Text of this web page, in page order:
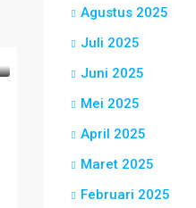
Agustus 2025
Juli 2025
Juni 2025
Mei 2025
April 2025
Maret 2025
Februari 2025